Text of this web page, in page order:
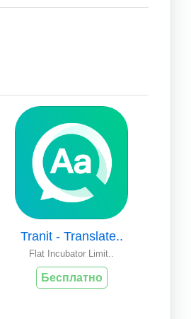
Tranit - Translate..
Flat Incubator Limit..
Бесплатно